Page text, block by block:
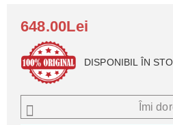
648.00Lei
DISPONIBIL ÎN
Îmi